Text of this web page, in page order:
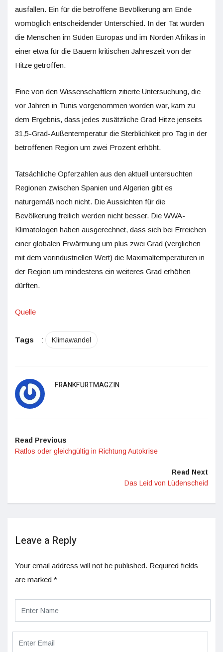
ausfallen. Ein für die betroffene Bevölkerung am Ende
womöglich entscheidender Unterschied. In der Tat wurden
die Menschen im Süden Europas und im Norden Afrikas in
einer etwa für die Bauern kritischen Jahreszeit von der
Hitze getroffen.
Eine von den Wissenschaftlern zitierte Untersuchung, die
vor Jahren in Tunis vorgenommen worden war, kam zu
dem Ergebnis, dass jedes zusätzliche Grad Hitze jenseits
31,5-Grad-Außentemperatur die Sterblichkeit pro Tag in der
betroffenen Region um zwei Prozent erhöht.
Tatsächliche Opferzahlen aus den aktuell untersuchten
Regionen zwischen Spanien und Algerien gibt es
naturgemäß noch nicht. Die Aussichten für die
Bevölkerung freilich werden nicht besser. Die WWA-
Klimatologen haben ausgerechnet, dass sich bei Erreichen
einer globalen Erwärmung um plus zwei Grad (verglichen
mit dem vorindustriellen Wert) die Maximaltemperaturen in
der Region um mindestens ein weiteres Grad erhöhen
dürften.
Quelle
Tags : Klimawandel
FRANKFURTMAGZIN
Read Previous
Ratlos oder gleichgültig in Richtung Autokrise
Read Next
Das Leid von Lüdenscheid
Leave a Reply
Your email address will not be published. Required fields
are marked *